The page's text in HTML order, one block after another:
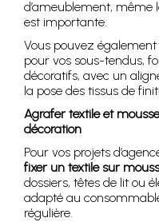
d’ameublement, même
est importante.
Vous pouvez également
pour vos sous-tendus,
décoratifs, avec un
la pose des tissus de
Agrafer textile et
décoration
Pour vos projets
fixer un textile sur
dossiers, têtes de lit ou
adapté au
régulière.